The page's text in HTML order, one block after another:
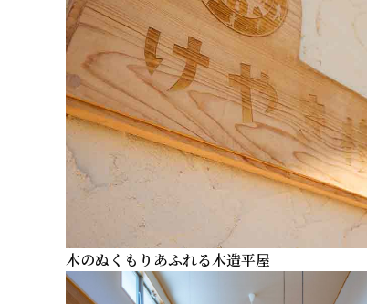
木のぬくもりあふれる木造平屋